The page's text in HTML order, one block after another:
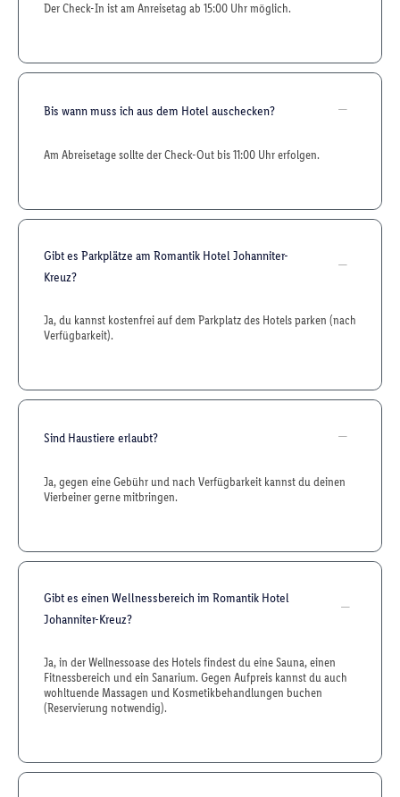
Der Check-In ist am Anreisetag ab 15:00 Uhr möglich.
Bis wann muss ich aus dem Hotel auschecken?
Am Abreisetage sollte der Check-Out bis 11:00 Uhr erfolgen.
Gibt es Parkplätze am Romantik Hotel Johanniter-
Kreuz?
Ja, du kannst kostenfrei auf dem Parkplatz des Hotels parken (nach
Verfügbarkeit).
Sind Haustiere erlaubt?
Ja, gegen eine Gebühr und nach Verfügbarkeit kannst du deinen
Vierbeiner gerne mitbringen.
Gibt es einen Wellnessbereich im Romantik Hotel
Johanniter-Kreuz?
Ja, in der Wellnessoase des Hotels findest du eine Sauna, einen
Fitnessbereich und ein Sanarium. Gegen Aufpreis kannst du auch
wohltuende Massagen und Kosmetikbehandlungen buchen
(Reservierung notwendig).